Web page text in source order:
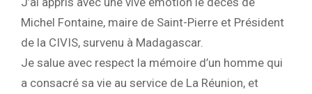
Michel Fontaine, maire de Saint-Pierre et Président
de la CIVIS, survenu à Madagascar.
Je salue avec respect la mémoire d’un homme qui
a consacré sa vie au service de La Réunion, et